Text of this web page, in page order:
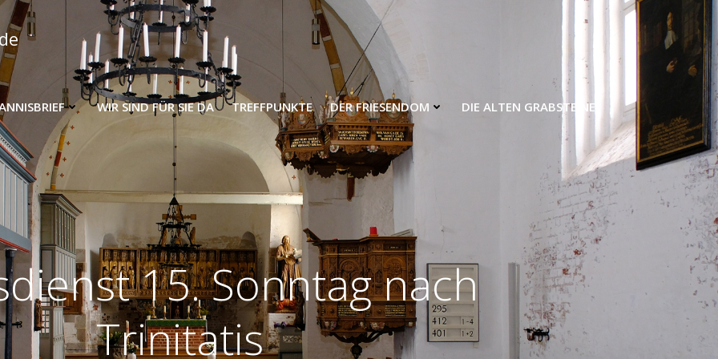
WIR SIND FÜR SIE DA TREFFPUNKTE DER FRIESENDOM DIE ALTEN GRABSTEINE
15. Sonntag nach
Trinitatis